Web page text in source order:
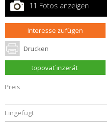
11 Fotos anzeigen
Interesse zufügen
Drucken
topovať inzerát
Preis
Eingefügt